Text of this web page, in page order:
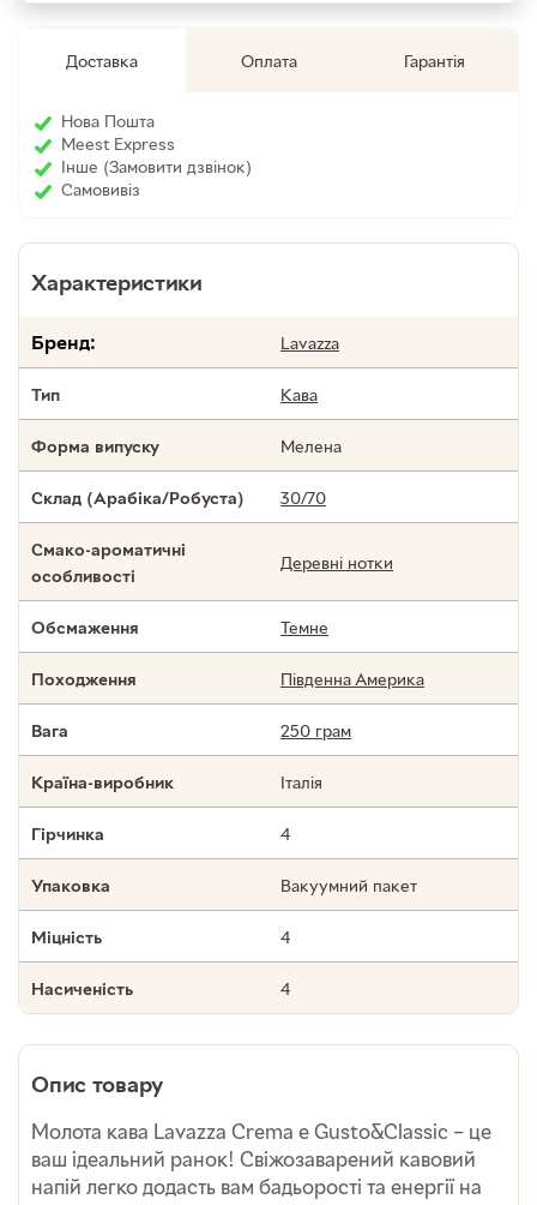
Доставка Оплата Гарантія
Нова Пошта
Meest Express
Інше (Замовити дзвінок)
Cамовивіз
Характеристики
Бренд: Lavazza
Тип Кава
Форма випуску Мелена
Склад (Арабіка/Робуста) 30/70
Смако-ароматичні
особливості
Деревні нотки
Обсмаження Темне
Походження Південна Америка
Вага 250 грам
Країна-виробник Італія
Гірчинка 4
Упаковка Вакуумний пакет
Міцність 4
Насиченість 4
Опис товару
Молота кава Lavazza Crema e Gusto&Classic – це
ваш ідеальний ранок! Свіжозаварений кавовий
напій легко додасть вам бадьорості та енергії на